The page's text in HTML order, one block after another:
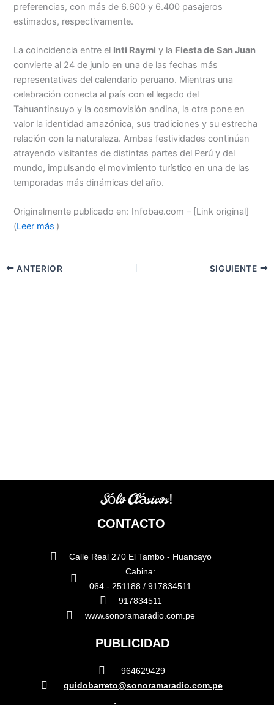
preferencias, con más de 6.600 y 6.400 pasajeros
estimados, respectivamente.
La coincidencia entre el Inti Raymi y la Fiesta de San Juan
convierte al 24 de junio en una de las fechas más
representativas del calendario peruano. Mientras una
celebración conecta al país con el legado del
Tahuantinsuyo y la cosmovisión andina, la otra pone en
valor la identidad amazónica, sus tradiciones y su estrecha
relación con la naturaleza. Ambas festividades continúan
atrayendo visitantes de distintas partes del Perú y del
mundo, impulsando el movimiento turístico en una de las
temporadas más dinámicas del año.
Originalmente publicado en: Infobae.com – [Link original]
(Leer más )
ANTERIOR SIGUIENTE
Sólo Clásicos!
CONTACTO
Calle Real 270 El Tambo - Huancayo
Cabina:
064 - 251188 / 917834511
917834511
www.sonoramaradio.com.pe
PUBLICIDAD
964629429
guidobarreto@sonoramaradio.com.pe